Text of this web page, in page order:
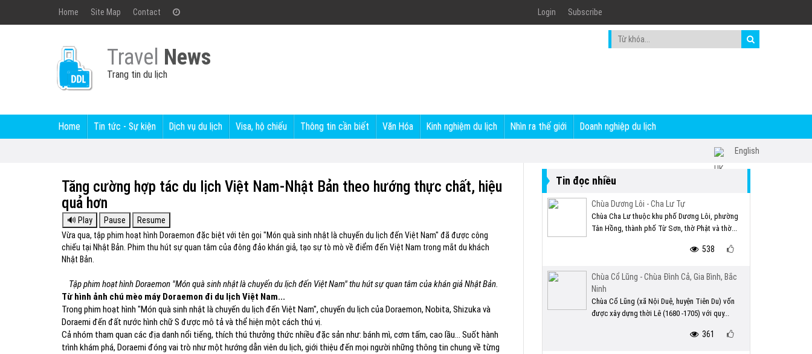
Home Site Map Contact Login Subscribe
Travel News
Trang tin du lịch
Home Tin tức - Sự kiện Dịch vụ du lịch Visa, hộ chiếu Thông tin cần biết Văn Hóa Kinh nghiệm du lịch Nhìn ra thế giới Doanh nghiệp du lịch
English
Tăng cường hợp tác du lịch Việt Nam-Nhật Bản theo hướng thực chất, hiệu
quả hơn
Vừa qua, tập phim hoạt hình Doraemon đặc biệt với tên gọi "Món quà sinh nhật là chuyến du lịch đến Việt Nam" đã được công
chiếu tại Nhật Bản. Phim thu hút sự quan tâm của đông đảo khán giả, tạo sự tò mò về điểm đến Việt Nam trong mắt du khách
Nhật Bản.
Tập phim hoạt hình Doraemon "Món quà sinh nhật là chuyến du lịch đến Việt Nam" thu hút sự quan tâm của khán giả Nhật Bản.
Từ hình ảnh chú mèo máy Doraemon đi du lịch Việt Nam...
Trong phim hoạt hình "Món quà sinh nhật là chuyến du lịch đến Việt Nam", chuyến du lịch của Doraemon, Nobita, Shizuka và
Doraemi đến đất nước hình chữ S được mô tả và thể hiện một cách thú vị.
Cả nhóm tham quan các địa danh nổi tiếng, thích thú thưởng thức nhiều đặc sản như: bánh mì, cơm tấm, cao lầu… Suốt hành
trình khám phá, Doraemi đóng vai trò như một hướng dẫn viên du lịch, giới thiệu đến mọi người những thông tin chung về từng
Tin đọc nhiều
Chùa Dương Lôi - Cha Lư Tự
Chùa Cha Lư thuộc khu phố Dương Lôi, phường
Tân Hồng, thành phố Từ Sơn, thờ Phật và thờ...
538
Chùa Cổ Lũng - Chùa Đình Cả, Gia Bình, Bắc
Ninh
Chùa Cổ Lũng (xã Nội Duệ, huyện Tiên Du) vốn
được xây dựng thời Lê (1680 -1705) với quy...
361